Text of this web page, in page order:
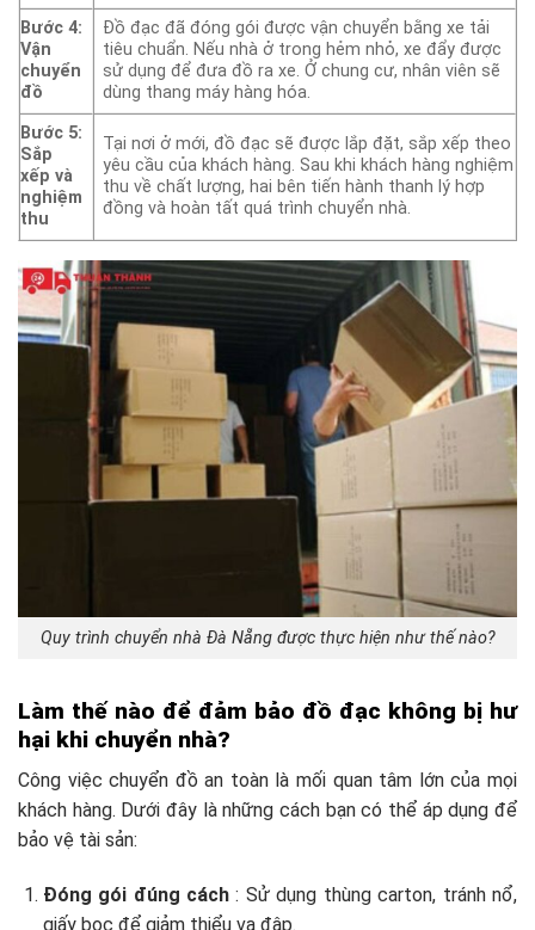
Bước 4:
Vận
chuyển
đồ
Đồ đạc đã đóng gói được vận chuyển bằng xe tải
tiêu chuẩn. Nếu nhà ở trong hẻm nhỏ, xe đẩy được
sử dụng để đưa đồ ra xe. Ở chung cư, nhân viên sẽ
dùng thang máy hàng hóa.
Bước 5:
Sắp
xếp và
nghiệm
thu
Tại nơi ở mới, đồ đạc sẽ được lắp đặt, sắp xếp theo
yêu cầu của khách hàng. Sau khi khách hàng nghiệm
thu về chất lượng, hai bên tiến hành thanh lý hợp
đồng và hoàn tất quá trình chuyển nhà.
Quy trình chuyển nhà Đà Nẵng được thực hiện như thế nào?
Làm thế nào để đảm bảo đồ đạc không bị hư
hại khi chuyển nhà?
Công việc chuyển đồ an toàn là mối quan tâm lớn của mọi
khách hàng. Dưới đây là những cách bạn có thể áp dụng để
bảo vệ tài sản:
Đóng gói đúng cách : Sử dụng thùng carton, tránh nổ,
giấy bọc để giảm thiểu va đập.